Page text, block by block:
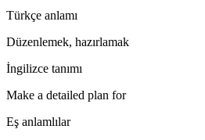
Türkçe anlamı
Düzenlemek, hazırlamak
İngilizce tanımı
Make a detailed plan for
Eş anlamlılar